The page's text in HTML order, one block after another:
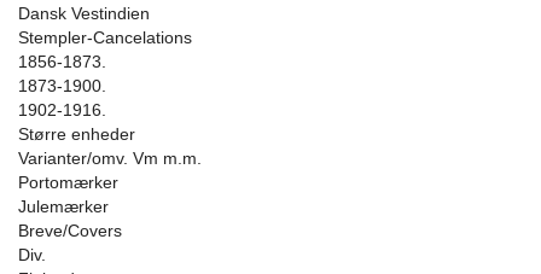
Dansk Vestindien
Stempler-Cancelations
1856-1873.
1873-1900.
1902-1916.
Større enheder
Varianter/omv. Vm m.m.
Portomærker
Julemærker
Breve/Covers
Div.